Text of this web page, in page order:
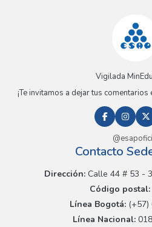
Vigilada
¡Te invitamos a dejar tus
Contacto
Dirección:Calle 44 # 53 -
Código postal:
Línea Bogotá:(+57)
Línea Nacional: